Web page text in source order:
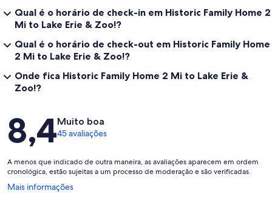
Qual é o horário de check-in em Historic Family Home 2
Mi to Lake Erie & Zoo!?
Qual é o horário de check-out em Historic Family Home
2 Mi to Lake Erie & Zoo!?
Onde fica Historic Family Home 2 Mi to Lake Erie &
Zoo!?
Avaliações
8,4Muito boa
45 avaliações
A menos que indicado de outra maneira, as avaliações aparecem em ordem
cronológica, estão sujeitas a um processo de moderação e são verificadas.
Mais informações
Abre